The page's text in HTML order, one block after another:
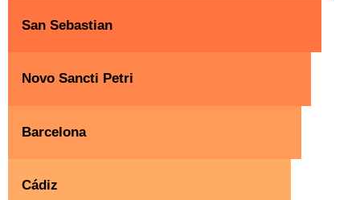
San Sebastian
Novo Sancti Petri
Barcelona
Cádiz